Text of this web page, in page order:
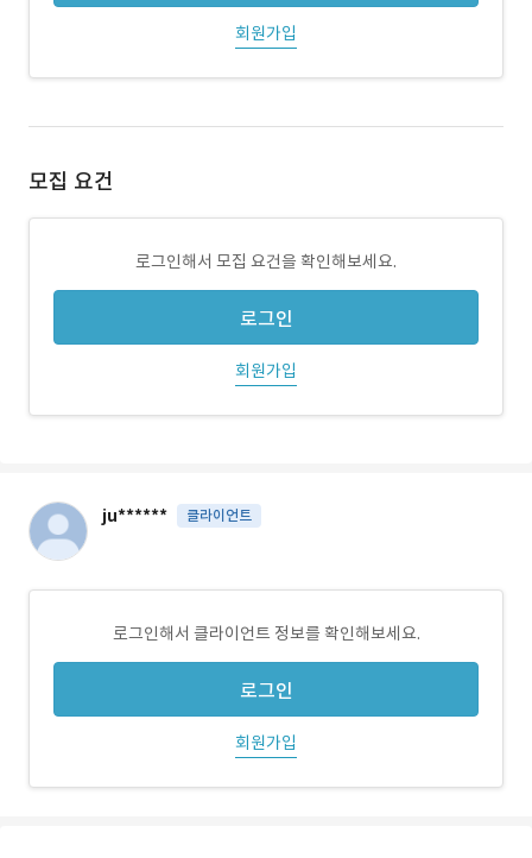
회원가입
모집 요건
로그인해서 모집 요건을 확인해보세요.
로그인
회원가입
ju****** 클라이언트
로그인해서 클라이언트 정보를 확인해보세요.
로그인
회원가입